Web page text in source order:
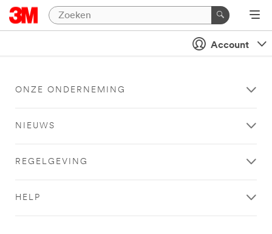
Account
ONZE ONDERNEMING
NIEUWS
REGELGEVING
HELP